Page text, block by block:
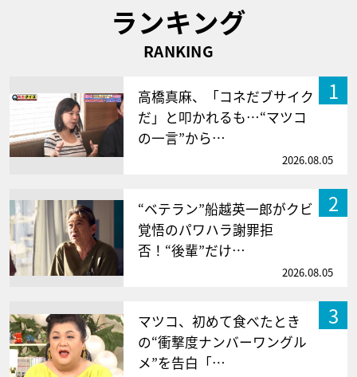
ランキング
RANKING
1
高橋真麻、「コネだブサイク
だ」と叩かれるも…“マツコ
の一言”から…
2026.08.05
2
“ベテラン”船越英一郎がクビ
覚悟のパワハラ謝罪拒
否！“後輩”だけ…
2026.08.05
3
マツコ、初めて食べたとき
の“衝撃度ナンバーワングル
メ”を告白「…